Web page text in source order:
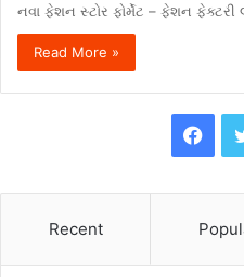
નવા ફેશન સ્ટોર ફોર્મેટ – ફેશન ફેક્ટરી
Read More »
c
e
Recent